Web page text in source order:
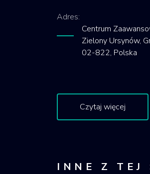
Adres:
Centrum
Zielony Ursynów,
02-822, Polska
Czytaj więcej
INNE Z TEJ